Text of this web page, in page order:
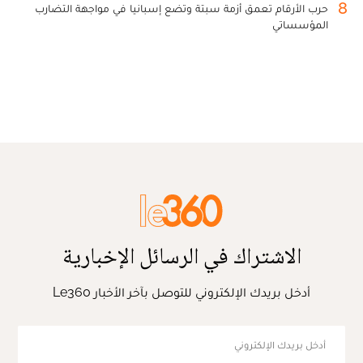
8
حرب الأرقام تعمق أزمة سبتة وتضع إسبانيا في مواجهة التضارب
المؤسساتي
الاشتراك في الرسائل الإخبارية
أدخل بريدك الإلكتروني للتوصل بآخر الأخبار Le360